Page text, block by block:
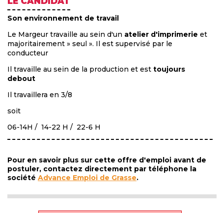
Son environnement de travail
Le Margeur travaille au sein d'un atelier d'imprimerie et
majoritairement » seul ». Il est supervisé par le
conducteur
Il travaille au sein de la production et est toujours
debout
Il travaillera en 3/8
soit
06-14H / 14-22 H / 22-6 H
Pour en savoir plus sur cette offre d'emploi avant de
postuler, contactez directement par téléphone la
société Advance Emploi de Grasse.